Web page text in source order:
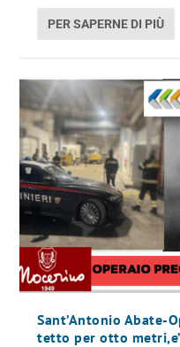
PER SAPERNE DI PIÙ
Sant’Antonio Abate-
tetto per otto